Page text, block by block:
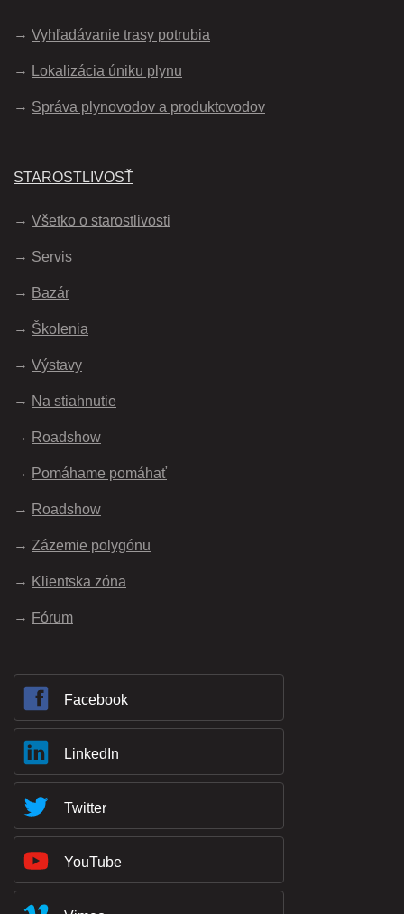
Vyhľadávanie trasy potrubia
Lokalizácia úniku plynu
Správa plynovodov a produktovodov
STAROSTLIVOSŤ
Všetko o starostlivosti
Servis
Bazár
Školenia
Výstavy
Na stiahnutie
Roadshow
Pomáhame pomáhať
Roadshow
Zázemie polygónu
Klientska zóna
Fórum
Facebook
LinkedIn
Twitter
YouTube